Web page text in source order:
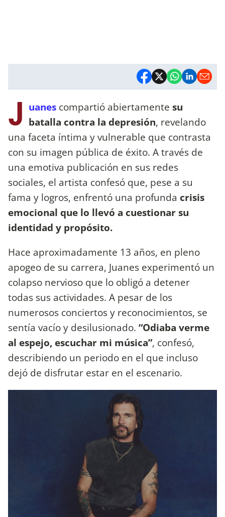
J uanes compartió abiertamente su
batalla contra la depresión, revelando
una faceta íntima y vulnerable que contrasta
con su imagen pública de éxito. A través de
una emotiva publicación en sus redes
sociales, el artista confesó que, pese a su
fama y logros, enfrentó una profunda crisis
emocional que lo llevó a cuestionar su
identidad y propósito.
Hace aproximadamente 13 años, en pleno
apogeo de su carrera, Juanes experimentó un
colapso nervioso que lo obligó a detener
todas sus actividades. A pesar de los
numerosos conciertos y reconocimientos, se
sentía vacío y desilusionado. “Odiaba verme
al espejo, escuchar mi música”, confesó,
describiendo un periodo en el que incluso
dejó de disfrutar estar en el escenario.